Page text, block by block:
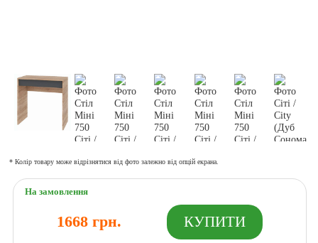
* Колір товару може відрізнятися від фото залежно від опцій екрана.
На замовлення
1668 грн.